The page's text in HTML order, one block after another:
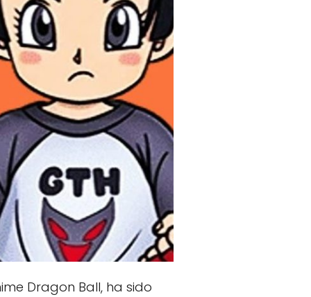
Dragon Ball, ha sido